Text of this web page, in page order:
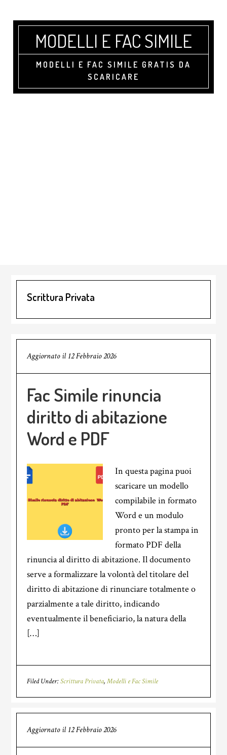
primary
footer
MODELLI E FAC SIMILE
MODELLI E FAC SIMILE GRATIS DA
SCARICARE
Scrittura Privata
Aggiornato il 12 Febbraio 2026
Fac Simile rinuncia
diritto di abitazione​
Word e PDF
In questa pagina puoi
scaricare un modello
compilabile in formato
Word e un modulo
pronto per la stampa in
formato PDF della
rinuncia al diritto di abitazione. Il documento
serve a formalizzare la volontà del titolare del
diritto di abitazione di rinunciare totalmente o
parzialmente a tale diritto, indicando
eventualmente il beneficiario, la natura della
[…]
Filed Under:Scrittura Privata,Modelli e Fac Simile
Aggiornato il 12 Febbraio 2026